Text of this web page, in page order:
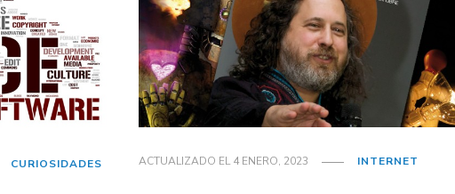
CURIOSIDADES ACTUALIZADO EL4 ENERO, 2023 INTERNET